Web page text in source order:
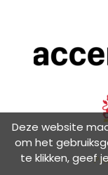
Deze website
om het
te klikken, geef